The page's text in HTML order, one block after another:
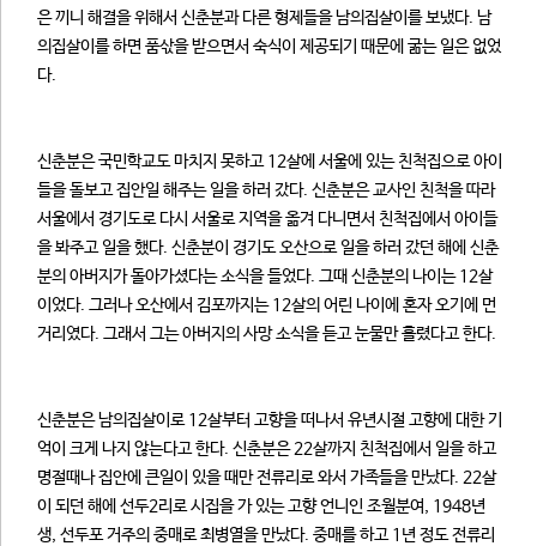
은 끼니 해결을 위해서 신춘분과 다른 형제들을 남의집살이를 보냈다. 남
의집살이를 하면 품삯을 받으면서 숙식이 제공되기 때문에 굶는 일은 없었
다.
신춘분은 국민학교도 마치지 못하고 12살에 서울에 있는 친척집으로 아이
들을 돌보고 집안일 해주는 일을 하러 갔다. 신춘분은 교사인 친척을 따라
서울에서 경기도로 다시 서울로 지역을 옮겨 다니면서 친척집에서 아이들
을 봐주고 일을 했다. 신춘분이 경기도 오산으로 일을 하러 갔던 해에 신춘
분의 아버지가 돌아가셨다는 소식을 들었다. 그때 신춘분의 나이는 12살
이었다. 그러나 오산에서 김포까지는 12살의 어린 나이에 혼자 오기에 먼
거리였다. 그래서 그는 아버지의 사망 소식을 듣고 눈물만 흘렸다고 한다.
신춘분은 남의집살이로 12살부터 고향을 떠나서 유년시절 고향에 대한 기
억이 크게 나지 않는다고 한다. 신춘분은 22살까지 친척집에서 일을 하고
명절때나 집안에 큰일이 있을 때만 전류리로 와서 가족들을 만났다. 22살
이 되던 해에 선두2리로 시집을 가 있는 고향 언니인 조월분여, 1948년
생, 선두포 거주의 중매로 최병열을 만났다. 중매를 하고 1년 정도 전류리